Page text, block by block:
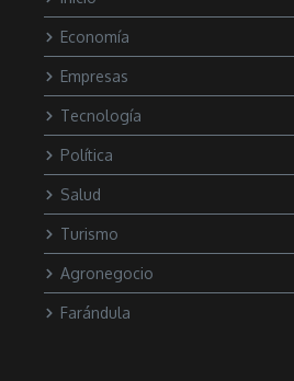
Economía
Empresas
Tecnología
Política
Salud
Turismo
Agronegocio
Farándula